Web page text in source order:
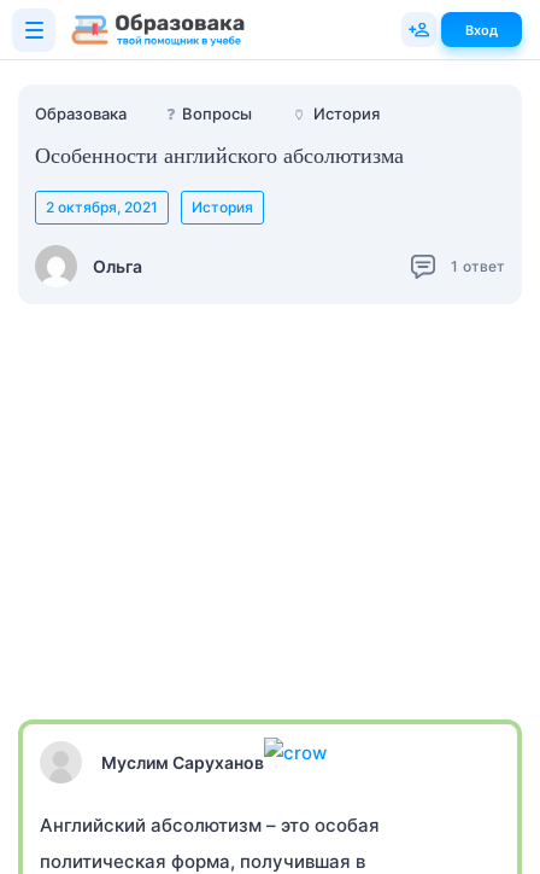
Образовака ❓ Вопросы 🏺 История
Особенности английского абсолютизма
Ольга
2 октября, 2021 История
1 ответ
Муслим Саруханов
Английский абсолютизм – это особая
политическая форма, получившая в
Вход